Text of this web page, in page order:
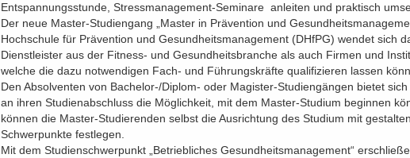
Entspannungsstunde, Stressmanagement-Seminare anleiten und praktisch
Der neue Master-Studiengang „Master in Prävention und
Hochschule für Prävention und Gesundheitsmanagement (DHfPG) wendet sich
Dienstleister aus der Fitness- und Gesundheitsbranche als auch Firmen und
welche die dazu notwendigen Fach- und Führungskräfte qualifizieren lassen
Den Absolventen von Bachelor-/Diplom- oder Magister-Studiengängen bietet
an ihren Studienabschluss die Möglichkeit, mit dem Master-Studium beginnen
können die Master-Studierenden selbst die Ausrichtung des Studium mit
Schwerpunkte festlegen.
Mit dem Studienschwerpunkt „Betriebliches Gesundheitsmanagement“